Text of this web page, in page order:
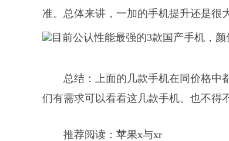
准。总体来讲，一加的手机提升还是很
总结：上面的几款手机在同价格中
们有需求可以看看这几款手机。也不得
推荐阅读： 苹果x与xr